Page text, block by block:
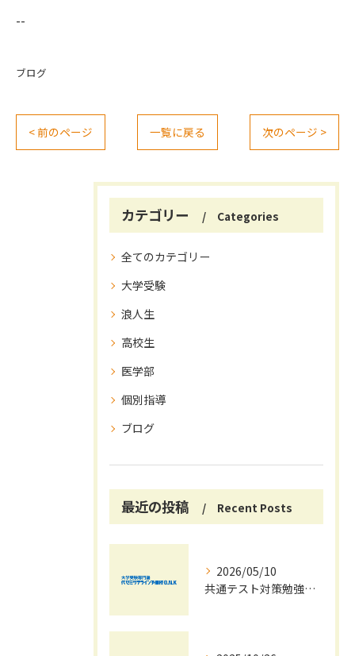
--
ブログ
< 前のページ 一覧に戻る 次のページ >
カテゴリー Categories
全てのカテゴリー
大学受験
浪人生
高校生
医学部
個別指導
ブログ
最近の投稿 Recent Posts
2026/05/10
共通テスト対策勉強は早めに始めましょう！